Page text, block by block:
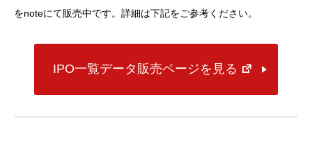
をnoteにて販売中です。詳細は下記をご参考ください。
IPO一覧データ販売ページを見る